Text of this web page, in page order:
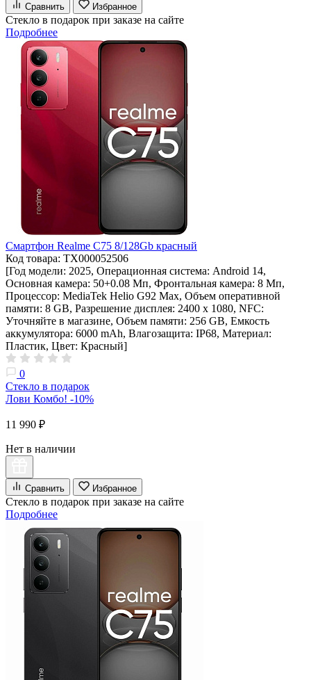
Сравнить Избранное
Стекло в подарок при заказе на сайте
Подробнее
Смартфон Realme C75 8/128Gb красный
Код товара: ТХ000052506
[Год модели: 2025, Операционная система: Android 14,
Основная камера: 50+0.08 Мп, Фронтальная камера: 8 Мп,
Процессор: MediaTek Helio G92 Max, Объем оперативной
памяти: 8 GB, Разрешение дисплея: 2400 x 1080, NFC:
Уточняйте в магазине, Объем памяти: 256 GB, Емкость
аккумулятора: 6000 mAh, Влагозащита: IP68, Материал:
Пластик, Цвет: Красный]
0
Стекло в подарок
Лови Комбо! -10%
11 990 ₽
Нет в наличии
Сравнить Избранное
Стекло в подарок при заказе на сайте
Подробнее